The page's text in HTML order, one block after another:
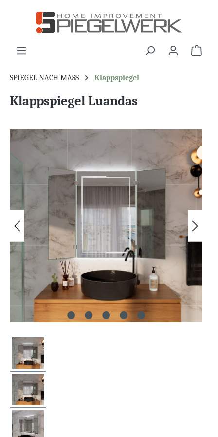
springen
SPIEGEL NACH MASS Klappspiegel
Klappspiegel Luandas